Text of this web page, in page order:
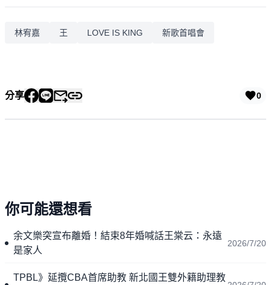
林宥嘉 王 LOVE IS KING 新歌首唱會
分享 0
你可能還想看
余文樂突宣布離婚！結束8年婚喊話王棠云：永遠
是家人
2026/7/20
TPBL》延攬CBA首席助教 新北國王雙外籍助理教